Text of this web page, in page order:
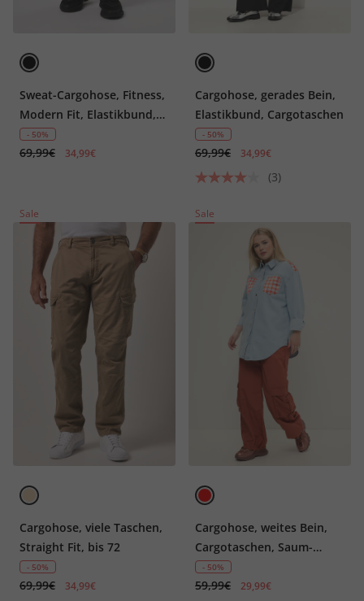
Sweat-Cargohose, Fitness,
Modern Fit, Elastikbund,
seitliche Taschen
- 50%
69,99€ 34,99€
Cargohose, gerades Bein,
Elastikbund, Cargotaschen
- 50%
69,99€ 34,99€
(3)
Sale
Cargohose, viele Taschen,
Straight Fit, bis 72
- 50%
69,99€ 34,99€
Sale
Cargohose, weites Bein,
Cargotaschen, Saum-
Bindeband
- 50%
59,99€ 29,99€